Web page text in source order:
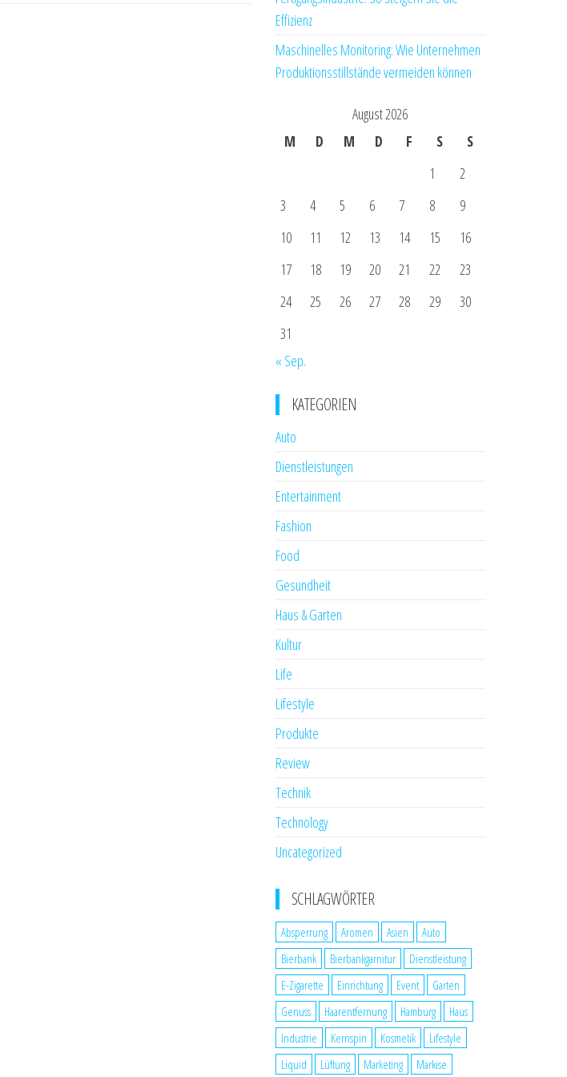
Effizienz
Maschinelles Monitoring: Wie Unternehmen
Produktionsstillstände vermeiden können
August 2026
M
D M D F S
S
1
2
3
4 5 6 7 8
9
10
11 12 13 14 15
16
17
18 19 20 21 22
23
24
25 26 27 28 29
30
31
« Sep.
KATEGORIEN
Auto
Dienstleistungen
Entertainment
Fashion
Food
Gesundheit
Haus & Garten
Kultur
Life
Lifestyle
Produkte
Review
Technik
Technology
Uncategorized
SCHLAGWÖRTER
Absperrung Aromen Asien
Auto
Bierbank
Bierbankgarnitur
Dienstleistung
E-Zigarette
Einrichtung Event
Garten
Genuss
Haarentfernung Hamburg
Haus
Industrie
Kernspin Kosmetik
Lifestyle
Liquid
Lüftung Marketing Markise